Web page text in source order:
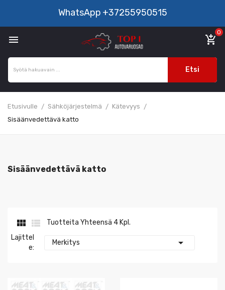
WhatsApp +37255950515
 add_shopping_cart
0
Etsi
Etusivulle Sähköjärjestelmä
Kätevyys
Sisäänvedettävä katto
Sisäänvedettävä katto
 
Tuotteita Yhteensä 4 Kpl.
Lajittel
E:
Merkitys 